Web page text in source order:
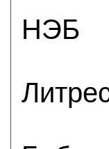
НЭБ